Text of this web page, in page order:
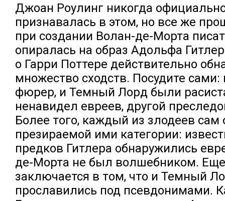
Джоан Роулинг никогда
признавалась в этом, но все же
при создании Волан-де-Морта
опиралась на образ Адольфа
о Гарри Поттере действительно
множество сходств. Посудите
фюрер, и Темный Лорд были
ненавидел евреев, другой
Более того, каждый из злодеев сам
презираемой ими категории:
предков Гитлера обнаружились
де-Морта не был волшебником. Еще
заключается в том, что и Темный
прославились под псевдонимами.